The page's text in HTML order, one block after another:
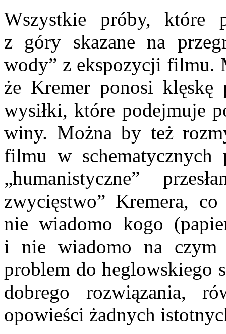
Wszystkie próby, które
z góry skazane na
wody” z ekspozycji filmu.
że Kremer ponosi klęskę
wysiłki, które podejmuje
winy. Można by też
filmu w schematycznych
„humanistyczne”
zwycięstwo” Kremera,
nie wiadomo kogo
i nie wiadomo na czym
problem do heglowskiego
dobrego rozwiązania,
opowieści żadnych